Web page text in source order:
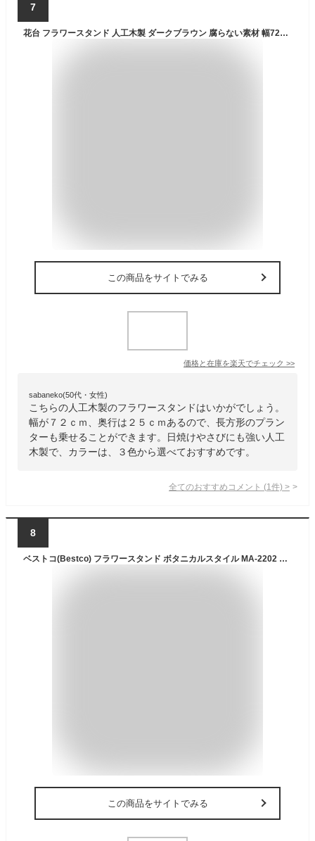
7
花台 フラワースタンド 人工木製 ダークブラウン 腐らない素材 幅72cm フラワーポット台 屋外 室内兼用 園芸 家庭菜園 ベランダ ガーデンファニチャー
この商品をサイトでみる
価格と在庫を楽天でチェック >>
sabaneko(50代・女性)
こちらの人工木製のフラワースタンドはいかがでしょう。
幅が７２ｃｍ、奥行は２５ｃｍあるので、長方形のプラン
ターも乗せることができます。日焼けやさびにも強い人工
木製で、カラーは、３色から選べておすすめです。
全てのおすすめコメント (1 件) >
8
ベストコ(Bestco) フラワースタンド ボタニカルスタイル MA-2202 2段 600mm ブラウン
この商品をサイトでみる